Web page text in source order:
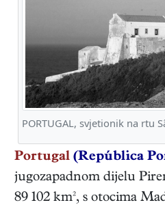
PORTUGAL, svjetionik na rtu
Portugal (República
jugozapadnom dijelu
89 102 km², s otocima